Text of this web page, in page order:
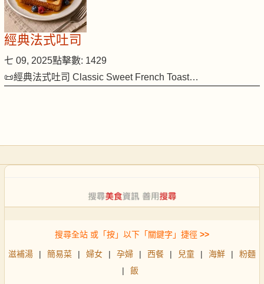
經典法式吐司
七 09, 2025點擊數: 1429
📜經典法式吐司 Classic Sweet French Toast…
搜尋全站 或「按」以下「關鍵字」捷徑 >>
滋補湯 | 簡易菜 | 婦女 | 孕婦 | 西餐 | 兒童 | 海鮮 |
粉麵
|
飯